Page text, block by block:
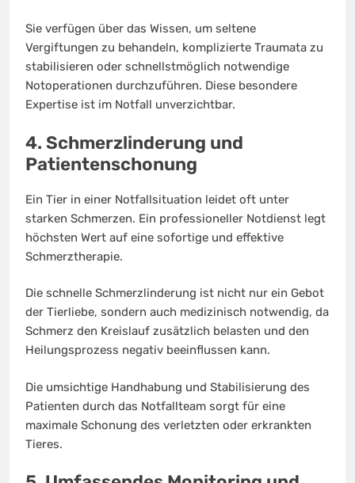
Sie verfügen über das Wissen, um seltene
Vergiftungen zu behandeln, komplizierte Traumata zu
stabilisieren oder schnellstmöglich notwendige
Notoperationen durchzuführen. Diese besondere
Expertise ist im Notfall unverzichtbar.
4. Schmerzlinderung und
Patientenschonung
Ein Tier in einer Notfallsituation leidet oft unter
starken Schmerzen. Ein professioneller Notdienst legt
höchsten Wert auf eine sofortige und effektive
Schmerztherapie.
Die schnelle Schmerzlinderung ist nicht nur ein Gebot
der Tierliebe, sondern auch medizinisch notwendig, da
Schmerz den Kreislauf zusätzlich belasten und den
Heilungsprozess negativ beeinflussen kann.
Die umsichtige Handhabung und Stabilisierung des
Patienten durch das Notfallteam sorgt für eine
maximale Schonung des verletzten oder erkrankten
Tieres.